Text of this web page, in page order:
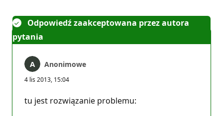
Odpowiedź zaakceptowana przez autora
pytania
Anonimowe
4 lis 2013, 15:04
tu jest rozwiązanie problemu: